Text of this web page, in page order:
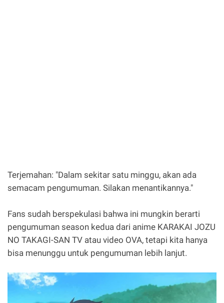
Terjemahan: "Dalam sekitar satu minggu, akan ada
semacam pengumuman. Silakan menantikannya."
Fans sudah berspekulasi bahwa ini mungkin berarti
pengumuman season kedua dari anime KARAKAI JOZU
NO TAKAGI-SAN TV atau video OVA, tetapi kita hanya
bisa menunggu untuk pengumuman lebih lanjut.